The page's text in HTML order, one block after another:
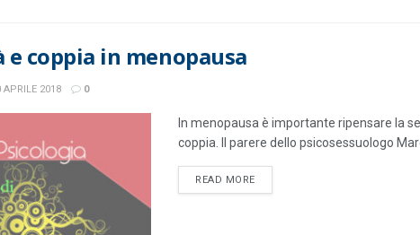
e coppia in menopausa
APRILE 2018 0
In menopausa è importante ripensare la
coppia. Il parere dello psicosessuologo
READ MOREDETAILS